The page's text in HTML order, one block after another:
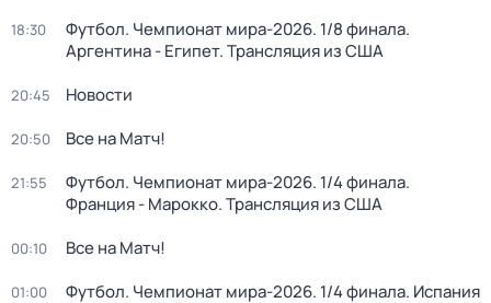
18:30
Футбол. Чемпионат мира-2026. 1/8 финала.
Аргентина - Египет. Трансляция из США
20:45 Новости
20:50 Все на Матч!
21:55
Футбол. Чемпионат мира-2026. 1/4 финала.
Франция - Марокко. Трансляция из США
00:10 Все на Матч!
01:00
Футбол. Чемпионат мира-2026. 1/4 финала. Испания